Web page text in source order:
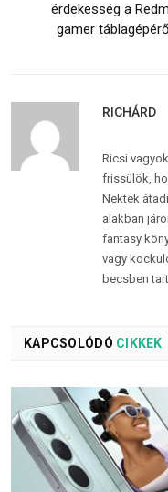
érdekesség a
gamer
RICHÁRD
Ricsi
frissülök,
Nektek
alakban
fantasy
vagy
becsben
KAPCSOLÓDÓ CIKKEK